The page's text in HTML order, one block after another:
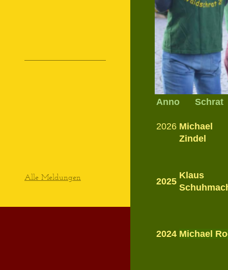
Anno
2026 Michael
Zindel
2025
Klaus
2024 Michael
Alle Meldungen